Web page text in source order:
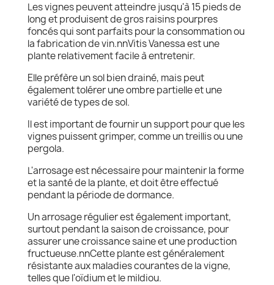
Les vignes peuvent atteindre jusqu'à 15 pieds de
long et produisent de gros raisins pourpres
foncés qui sont parfaits pour la consommation ou
la fabrication de vin.nnVitis Vanessa est une
plante relativement facile à entretenir.
Elle préfère un sol bien drainé, mais peut
également tolérer une ombre partielle et une
variété de types de sol.
Il est important de fournir un support pour que les
vignes puissent grimper, comme un treillis ou une
pergola.
L'arrosage est nécessaire pour maintenir la forme
et la santé de la plante, et doit être effectué
pendant la période de dormance.
Un arrosage régulier est également important,
surtout pendant la saison de croissance, pour
assurer une croissance saine et une production
fructueuse.nnCette plante est généralement
résistante aux maladies courantes de la vigne,
telles que l'oïdium et le mildiou.